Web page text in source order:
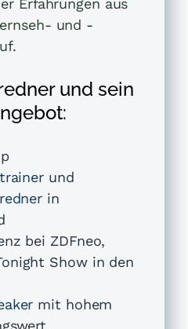
Erfahrungen aus
und -
und sein
und
in
bei ZDFneo,
Show in den
mit hohem